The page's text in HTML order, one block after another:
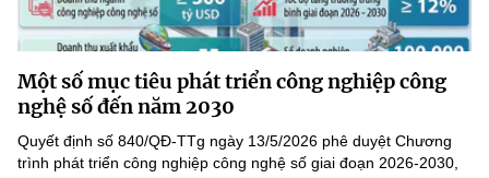
Năng lượng nguyên tử
Nhiệm vụ trọng tâm
Vietnamese
Một số mục tiêu phát triển công nghiệp công
nghệ số đến năm 2030
Quyết định số 840/QĐ-TTg ngày 13/5/2026 phê duyệt Chương
trình phát triển công nghiệp công nghệ số giai đoạn 2026-2030,